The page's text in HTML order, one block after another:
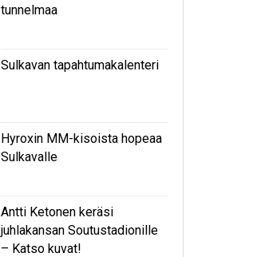
tunnelmaa
Sulkavan tapahtumakalenteri
Hyroxin MM-kisoista hopeaa
Sulkavalle
Antti Ketonen keräsi
juhlakansan Soutustadionille
– Katso kuvat!